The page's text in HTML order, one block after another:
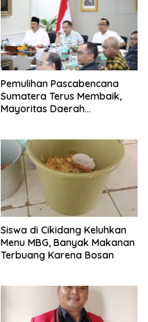
Pemulihan Pascabencana
Sumatera Terus Membaik,
Mayoritas Daerah
Siswa di Cikidang Keluhkan
Menu MBG, Banyak Makanan
Terbuang Karena Bosan